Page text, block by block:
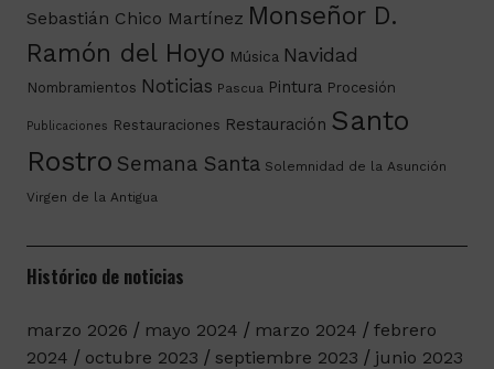
Sebastián Chico Martínez Monseñor D.
Ramón del Hoyo Música Navidad
Nombramientos Noticias Pascua Pintura Procesión
Publicaciones Restauraciones Restauración Santo
Rostro Semana Santa Solemnidad de la Asunción
Virgen de la Antigua
Histórico de noticias
marzo 2026 mayo 2024 marzo 2024
febrero
2024
octubre 2023 septiembre 2023
junio 2023